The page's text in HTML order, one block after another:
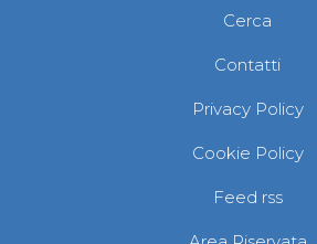
Aikido
Ju Jitsu
Sumo
Capoeira
Grappling
BJJ
Pancrazio/
S'istrumpa
News
Calendario
Difesa Personale
Cerca
Contatti
Privacy Policy
Cookie Policy
Feed rss